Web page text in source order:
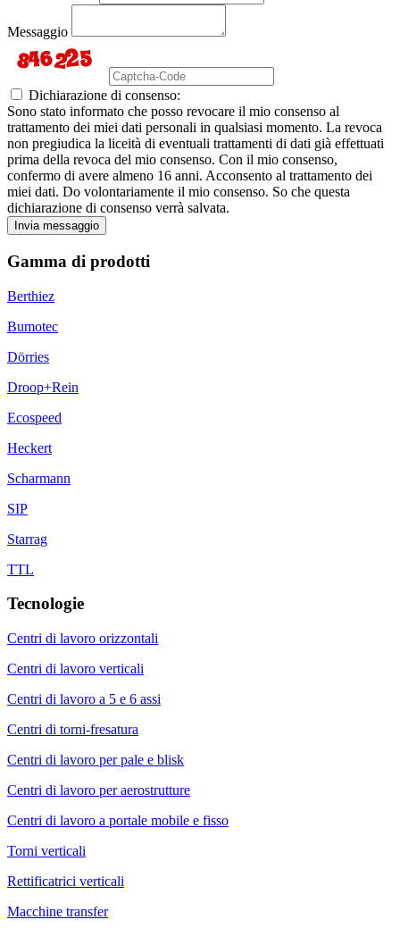
Messaggio
Dichiarazione di consenso:
Sono stato informato che posso revocare il mio consenso al
trattamento dei miei dati personali in qualsiasi momento. La revoca
non pregiudica la liceità di eventuali trattamenti di dati già effettuati
prima della revoca del mio consenso. Con il mio consenso,
confermo di avere almeno 16 anni. Acconsento al trattamento dei
miei dati. Do volontariamente il mio consenso. So che questa
dichiarazione di consenso verrà salvata.
Invia messaggio
Gamma di prodotti
Berthiez
Bumotec
Dörries
Droop+Rein
Ecospeed
Heckert
Scharmann
SIP
Starrag
TTL
Tecnologie
Centri di lavoro orizzontali
Centri di lavoro verticali
Centri di lavoro a 5 e 6 assi
Centri di torni-fresatura
Centri di lavoro per pale e blisk
Centri di lavoro per aerostrutture
Centri di lavoro a portale mobile e fisso
Torni verticali
Rettificatrici verticali
Macchine transfer